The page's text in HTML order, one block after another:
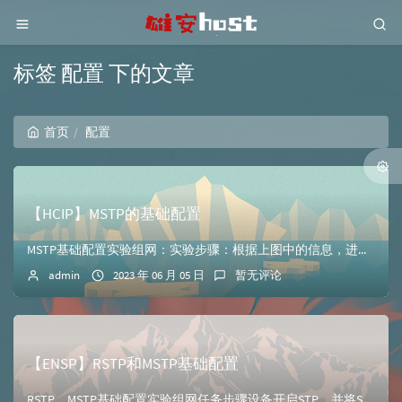
标签 配置 下的文章
首页 配置
【HCIP】MSTP的基础配置
MSTP基础配置实验组网：实验步骤：根据上图中的信息，进行配置PC机的ip和子网掩码，然后保存应用配置交换机S1的Vlan//在交换机S1上创建VLAN ...
admin 2023 年 06 月 05 日 暂无评论
【ENSP】RSTP和MSTP基础配置